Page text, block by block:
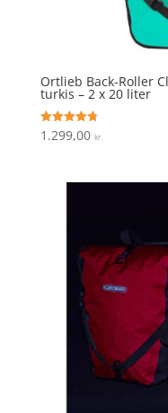
Ortlieb Back-Roller
turkis – 2 x 20 liter
Vurderet
4.8
1.299,00 kr.